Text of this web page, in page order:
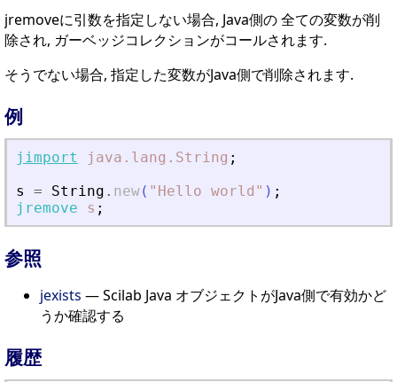
jremoveに引数を指定しない場合, Java側の 全ての変数が削
除され, ガーベッジコレクションがコールされます.
そうでない場合, 指定した変数がJava側で削除されます.
例
jimport java.lang.String ;
s
= String . new( " Hello world " ) ;
jremove
s ;
参照
jexists — Scilab Java オブジェクトがJava側で有効かど
うか確認する
履歴